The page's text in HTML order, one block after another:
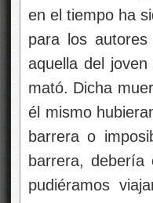
en el tiempo ha
para los
aquella del
mató. Dicha
él mismo
barrera o
barrera,
pudiéramos